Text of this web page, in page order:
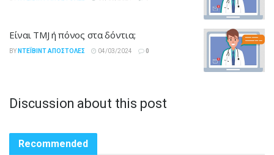
Είναι TMJ ή πόνος στα δόντια;
BY ΝΤΈΙΒΙΝΤ ΑΠΟΣΤΌΛΕΣ 04/03/2024 0
Discussion about this post
Recommended